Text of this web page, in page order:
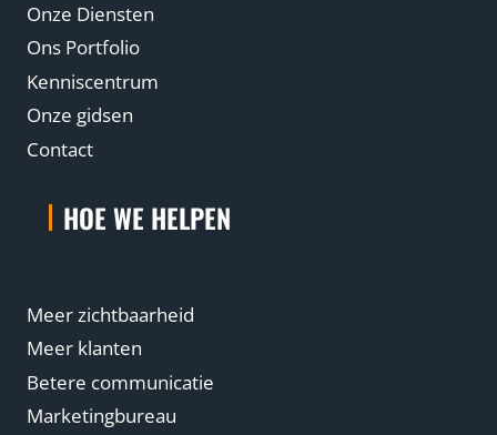
Onze Diensten
Ons Portfolio
Kenniscentrum
Onze gidsen
Contact
HOE WE HELPEN
Meer zichtbaarheid
Meer klanten
Betere communicatie
Marketingbureau